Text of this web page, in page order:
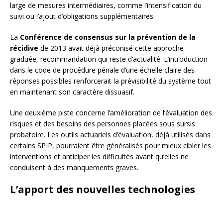
large de mesures intermédiaires, comme l’intensification du
suivi ou l’ajout d’obligations supplémentaires.
La Conférence de consensus sur la prévention de la
récidive de 2013 avait déjà préconisé cette approche
graduée, recommandation qui reste d’actualité. L’introduction
dans le code de procédure pénale d’une échelle claire des
réponses possibles renforcerait la prévisibilité du système tout
en maintenant son caractère dissuasif.
Une deuxième piste concerne l’amélioration de l’évaluation des
risques et des besoins des personnes placées sous sursis
probatoire. Les outils actuariels d’évaluation, déjà utilisés dans
certains SPIP, pourraient être généralisés pour mieux cibler les
interventions et anticiper les difficultés avant qu’elles ne
conduisent à des manquements graves.
L’apport des nouvelles technologies